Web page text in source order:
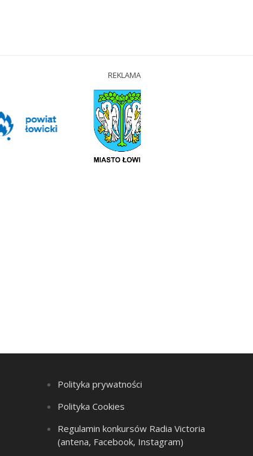
REKLAMA
Polityka prywatności
Polityka Cookies
Regulamin konkursów Radia Victoria
(antena, Facebook, Instagram)